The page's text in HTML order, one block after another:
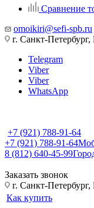
Сравнение
omoikiri@sefi-spb.ru
г. Санкт-
Telegram
Viber
Viber
WhatsApp
+7 (921) 788-91-64
+7 (921) 788-91-64
8 (812) 640-45-99
Заказать звонок
г. Санкт-
Как купить